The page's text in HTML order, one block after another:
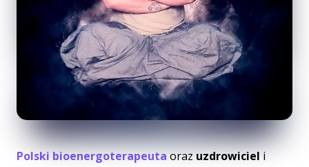
Polski bioenergoterapeuta oraz uzdrowiciel i